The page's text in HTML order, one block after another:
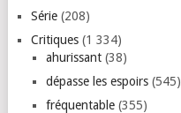
Série(208)
Critiques(1 334)
ahurissant(38)
dépasse les espoirs(545)
fréquentable(355)